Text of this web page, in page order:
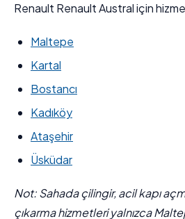
Renault Renault Austral için
Maltepe
Kartal
Bostancı
Kadıköy
Ataşehir
Üsküdar
Not: Sahada çilingir, acil kapı
çıkarma hizmetleri yalnızca